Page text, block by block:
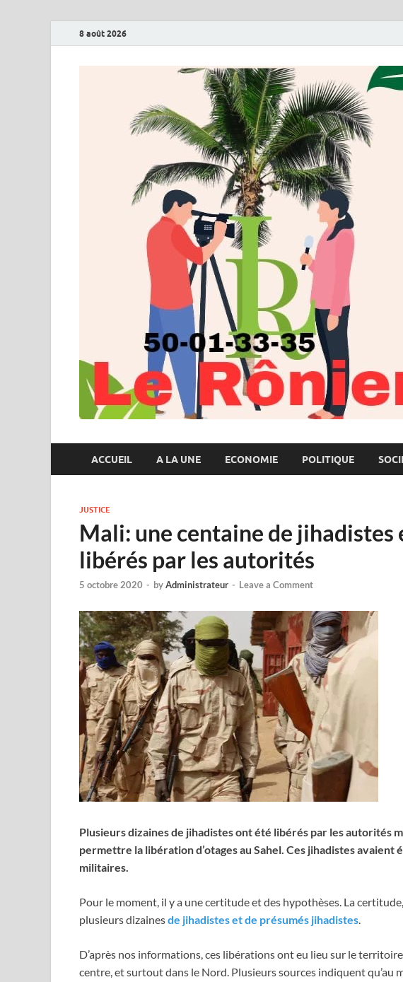
8 août 2026
ACCUEIL A LA UNE ECONOMIE POLITIQUE
JUSTICE
Mali: une centaine de jihadistes
libérés par les autorités
5 octobre 2020 - byAdministrateur - Leave a Comment
Plusieurs dizaines de jihadistes ont été libérés par les autorités
permettre la libération d’otages au Sahel. Ces jihadistes
militaires.
Pour le moment, il y a une certitude et des hypothèses. La
plusieurs dizainesde jihadistes et de présumés jihadistes.
D’après nos informations, ces libérations ont eu lieu sur le
centre, et surtout dans le Nord. Plusieurs sources indiquent qu’au